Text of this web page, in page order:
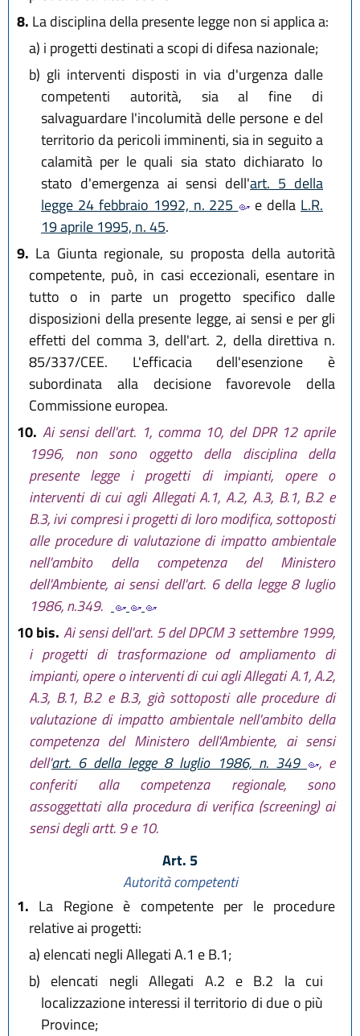
8. La disciplina della presente legge non si applica a:
a) i progetti destinati a scopi di difesa nazionale;
b) gli interventi disposti in via d'urgenza dalle
competenti autorità, sia al fine di
salvaguardare l'incolumità delle persone e del
territorio da pericoli imminenti, sia in seguito a
calamità per le quali sia stato dichiarato lo
stato d'emergenza ai sensi dell'art. 5 della
legge 24 febbraio 1992, n. 225
e della L.R.
19 aprile 1995, n. 45.
9. La Giunta regionale, su proposta della autorità
competente, può, in casi eccezionali, esentare in
tutto o in parte un progetto specifico dalle
disposizioni della presente legge, ai sensi e per gli
effetti del comma 3, dell'art. 2, della direttiva n.
85/337/CEE. L'efficacia dell'esenzione è
subordinata alla decisione favorevole della
Commissione europea.
10. Ai sensi dell'art. 1, comma 10, del DPR 12 aprile
1996, non sono oggetto della disciplina della
presente legge i progetti di impianti, opere o
interventi di cui agli Allegati A.1, A.2, A.3, B.1, B.2 e
B.3, ivi compresi i progetti di loro modifica, sottoposti
alle procedure di valutazione di impatto ambientale
nell'ambito della competenza del Ministero
dell'Ambiente, ai sensi dell'art. 6 della legge 8 luglio
1986, n.349.
10 bis. Ai sensi dell'art. 5 del DPCM 3 settembre 1999,
i progetti di trasformazione od ampliamento di
impianti, opere o interventi di cui agli Allegati A.1, A.2,
A.3, B.1, B.2 e B.3, già sottoposti alle procedure di
valutazione di impatto ambientale nell'ambito della
competenza del Ministero dell'Ambiente, ai sensi
dell'art. 6 della legge 8 luglio 1986, n. 349
, e
conferiti alla competenza regionale, sono
assoggettati alla procedura di verifica (screening) ai
sensi degli artt. 9 e 10.
Art. 5
Autorità competenti
1. La Regione è competente per le procedure
relative ai progetti:
a) elencati negli Allegati A.1 e B.1;
b) elencati negli Allegati A.2 e B.2 la cui
localizzazione interessi il territorio di due o più
Province;